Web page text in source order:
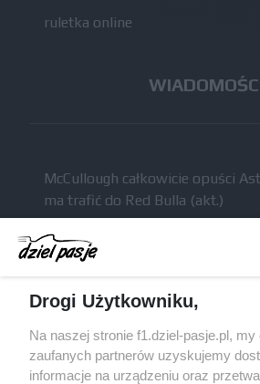
ruletka online
McCullough całkowicie opuści
ma trafić do Red Bulla (akt.)
Dochód F1 spadł o 61 procent
zeszłego sezonu
algorytmach?
Honda uświadomiła sobie skalę
silnikiem dopiero w styczniu
Drogi Użytkowniku,
Na naszej stronie f1.dziel-pasje.pl,
zaufanych partnerów uzyskujemy
informacje na urządzeniu oraz